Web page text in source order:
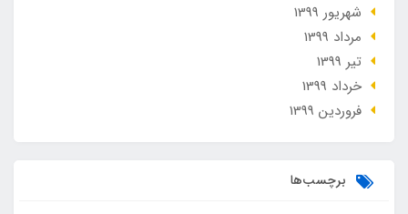
شهریور 1399
مرداد 1399
تير 1399
خرداد 1399
فروردین 1399
برچسب‌ها